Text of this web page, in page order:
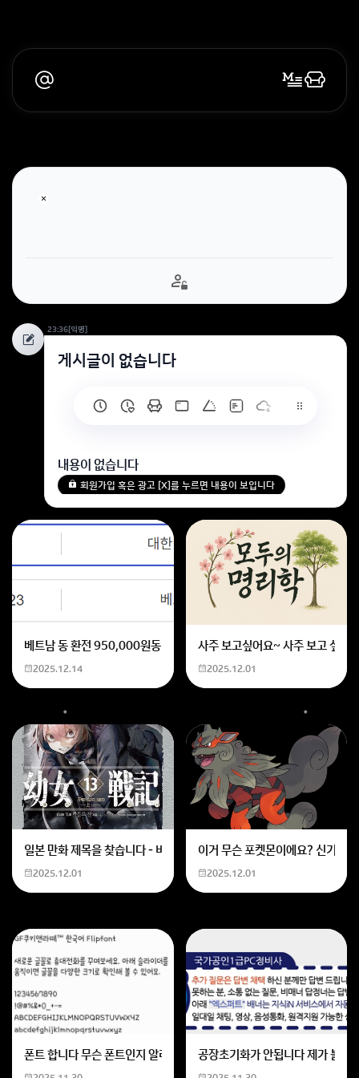
23:36[익명]
게시글이 없습니다
내용이 없습니다
회원가입 혹은 광고 [X]를 누르면 내용이 보입니다
베트남 동 환전 950,000원동 한화 계산할때0하나 빼고 나누기 2하면
2025.12.14
사주 보고싶어요~ 사주 보고 싶
2025.12.01
일본 만화 제목을 찾습니다 - 비행 마법 저격 여자 기억하기로는 위의 내
2025.12.01
이거 무슨 포켓몬이에요? 신기하
2025.12.01
폰트 합니다 무슨 폰트인지 알려주세요공장초기화가 안됩니다 제가 볼륨